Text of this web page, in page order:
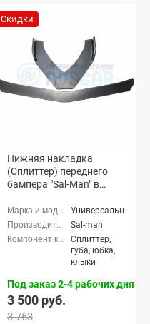
Скидки
Нижняя накладка
(Сплиттер) переднего
бампера "Sal-Man" в
Универсальные
Sal-man
Сплиттер,
губа, юбка,
клыки
Под заказ 2-4 рабочих дня
3 500 руб.
3 763